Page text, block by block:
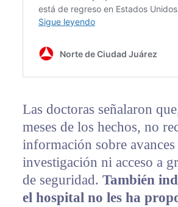
Las doctoras señalaron
meses de los hechos, no
información sobre avances
investigación ni acceso a
de seguridad. También
el hospital no les ha